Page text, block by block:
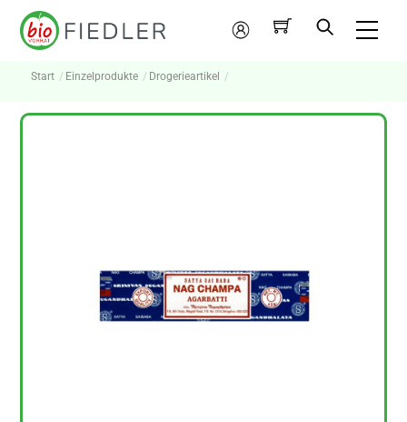
Skip
Mein
Konto
Start Einzelprodukte Drogerieartikel